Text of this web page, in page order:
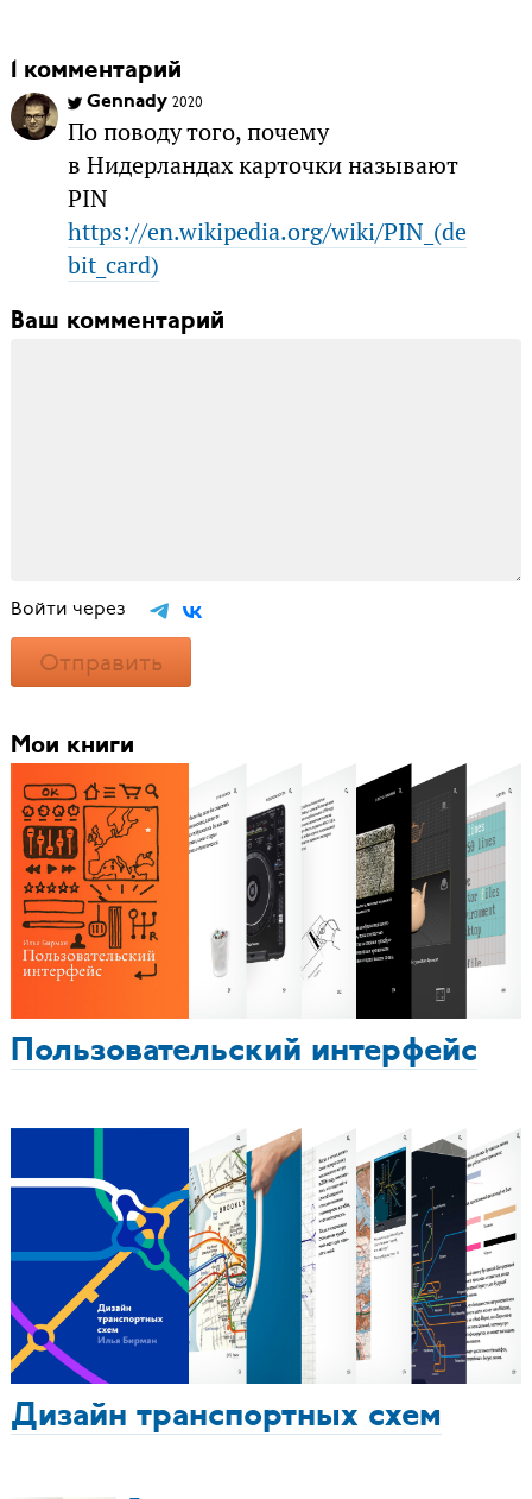
1 комментарий
Gennady 2020
По поводу того, почему
в Нидерландах карточки называют
PIN
https://en.wikipedia.org/wiki/PIN_(de
bit_card)
Ваш комментарий
Войти через
Отправить
Мои книги
Пользовательский интерфейс
Дизайн транспортных схем